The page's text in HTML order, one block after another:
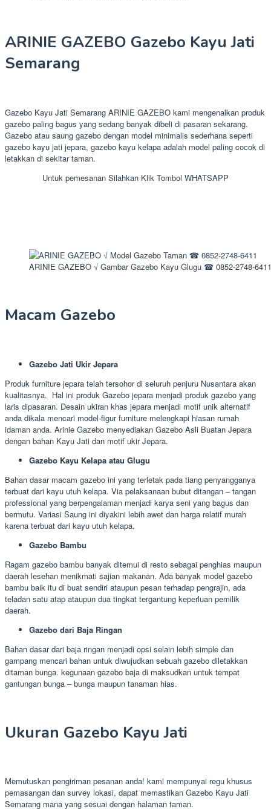
ARINIE GAZEBO Gazebo Kayu Jati
Semarang
Gazebo Kayu Jati Semarang ARINIE GAZEBO kami mengenalkan produk
gazebo paling bagus yang sedang banyak dibeli di pasaran sekarang.
Gazebo atau saung gazebo dengan model minimalis sederhana seperti
gazebo kayu jati jepara, gazebo kayu kelapa adalah model paling cocok di
letakkan di sekitar taman.
Untuk pemesanan Silahkan Klik Tombol WHATSAPP
ARINIE GAZEBO √ Gambar Gazebo Kayu Glugu ☎ 0852-2748-6411
Macam Gazebo
Gazebo Jati Ukir Jepara
Produk furniture jepara telah tersohor di seluruh penjuru Nusantara akan
kualitasnya. Hal ini produk Gazebo jepara menjadi produk gazebo yang
laris dipasaran. Desain ukiran khas jepara menjadi motif unik alternatif
anda dikala mencari model-figur furniture melengkapi hiasan rumah
idaman anda. Arinie Gazebo menyediakan Gazebo Asli Buatan Jepara
dengan bahan Kayu Jati dan motif ukir Jepara.
Gazebo Kayu Kelapa atau Glugu
Bahan dasar macam gazebo ini yang terletak pada tiang penyangganya
terbuat dari kayu utuh kelapa. Via pelaksanaan bubut ditangan – tangan
professional yang berpengalaman menjadi karya seni yang bagus dan
bermutu. Variasi Saung ini diyakini lebih awet dan harga relatif murah
karena terbuat dari kayu utuh kelapa.
Gazebo Bambu
Ragam gazebo bambu banyak ditemui di resto sebagai penghias maupun
daerah lesehan menikmati sajian makanan. Ada banyak model gazebo
bambu baik itu di buat sendiri ataupun pesan terhadap pengrajin, ada
teladan satu atap ataupun dua tingkat tergantung keperluan pemilik
daerah.
Gazebo dari Baja Ringan
Bahan dasar dari baja ringan menjadi opsi selain lebih simple dan
gampang mencari bahan untuk diwujudkan sebuah gazebo diletakkan
ditaman bunga. kegunaan gazebo baja di maksudkan untuk tempat
gantungan bunga – bunga maupun tanaman hias.
Ukuran Gazebo Kayu Jati
Memutuskan pengiriman pesanan anda! kami mempunyai regu khusus
pemasangan dan survey lokasi, dapat memastikan Gazebo Kayu Jati
Semarang mana yang sesuai dengan halaman taman.